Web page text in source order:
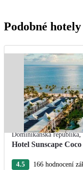
Podobné
Dominikánská republika,
Hotel Sunscape
4.5 166 hodnocení